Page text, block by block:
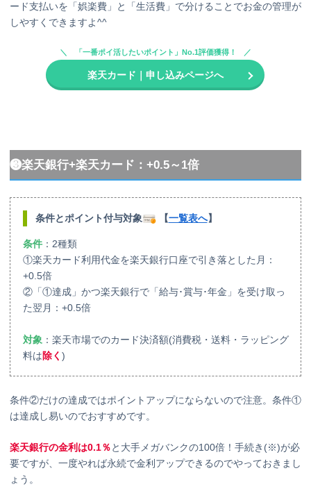
ード支払いを「娯楽費」と「生活費」で分けることでお金の管理が
しやすくできますよ^^
「一番ポイ活したいポイント」No.1評価獲得！
楽天カード｜申し込みページへ
❸楽天銀行+楽天カード：+0.5～1倍
条件とポイント付与対象 【一覧表へ】
条件：2種類
①楽天カード利用代金を楽天銀行口座で引き落とした月：
+0.5倍
②「①達成」かつ楽天銀行で「給与･賞与･年金」を受け取っ
た翌月：+0.5倍
対象 ：楽天市場でのカード決済額(消費税・送料・ラッピング
料は除く )
条件②だけの達成ではポイントアップにならないので注意。条件①
は達成し易いのでおすすめです。
楽天銀行の金利は0.1％と大手メガバンクの100倍！手続き(※)が必
要ですが、一度やれば永続で金利アップできるのでやっておきまし
ょう。